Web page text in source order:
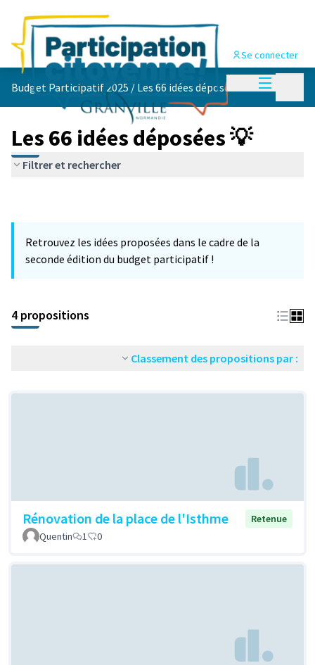
Menu
Se connecter
Budget Participatif 2025 / Les 66 idées déposées 💡
Les 66 idées déposées 💡
Filtrer et rechercher
Retrouvez les idées proposées dans le cadre de la
seconde édition du budget participatif !
4 propositions
Classement des propositions par :
Rénovation de la place de l'Isthme
Retenue
Quentin
1 0